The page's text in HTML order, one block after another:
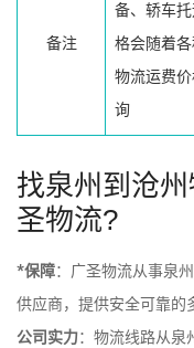
备注
备、轿车
格会随着
物流运费
询
找泉州到沧
圣物流?
*保障：广圣物流从事泉
供应商，提供安全可靠的
公司实力：物流线路从泉